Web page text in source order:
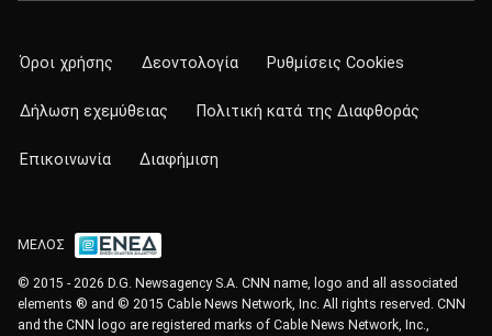
Όροι χρήσης Δεοντολογία Ρυθμίσεις Cookies
Δήλωση εχεμύθειας Πολιτική κατά της Διαφθοράς
Επικοινωνία Διαφήμιση
ΜΕΛΟΣ
© 2015 - 2026 D.G. Newsagency S.A. CNN name, logo and all associated
elements ® and © 2015 Cable News Network, Inc. All rights reserved. CNN
and the CNN logo are registered marks of Cable News Network, Inc.,